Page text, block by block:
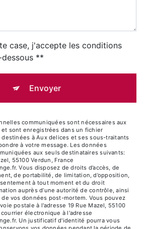
case, j'accepte les conditions
**
Envoyer
communiquées sont nécessaires aux
sont enregistrées dans un fichier
à Aux delices et ses sous-traitants
à votre message. Les données
aux seuls destinataires suivants:
55100 Verdun, France
Vous disposez de droits d’accès, de
de portabilité, de limitation, d’opposition,
à tout moment et du droit
auprès d’une autorité de contrôle, ainsi
de vos données post-mortem. Vous pouvez
postale à l'adresse 19 Rue Mazel, 55100
électronique à l'adresse
Un justificatif d'identité pourra vous